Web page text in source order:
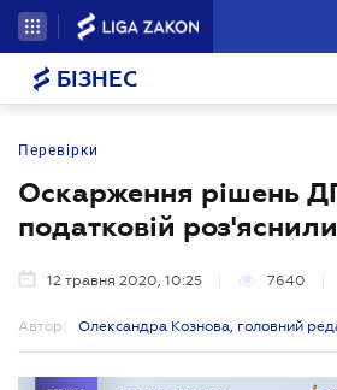
БІЗНЕС
Перевірки
Оскарження рішень
податковій
12 травня 2020, 10:25 7640
Автор: Олександра Кознова, головний